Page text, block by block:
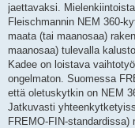
jaettavaksi.
Fleischmannin NEM 360-
maata (tai maanosaa)
maanosaa) tulevalla
Kadee on loistava
ongelmaton. Suomessa
että oletuskytkin on NEM
Jatkuvasti
FREMO-FIN-